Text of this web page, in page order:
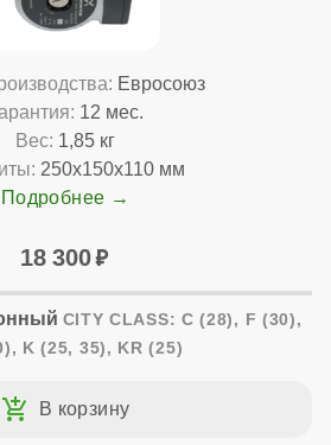
Евросоюз
12 мес.
Вес: 1,85 кг
250x150x110 мм
Подробнее
18 300
CITY CLASS: C (28), F (30),
K (25, 35), KR (25)